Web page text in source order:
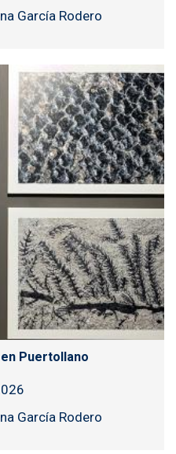
García Rodero
Puertollano
García Rodero